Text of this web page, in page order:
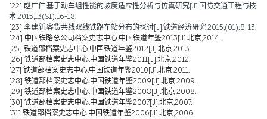
[22] 赵广仁.基于动车组性能的坡度适应性分析与仿真研究[J].国防交通工程与技
术,2015,13(S1):16-18.
[23] 李建新.客货共线双线铁路车站分布的探讨[J].铁道经济研究,2015,(01):8-13.
[24] 中国铁路总公司档案史志中心.中国铁道年鉴2013[J].北京,2014.
[25] 铁道部档案史志中心.中国铁道年鉴2012[J].北京,2013.
[26] 铁道部档案史志中心.中国铁道年鉴2011[J].北京,2012.
[27] 铁道部档案史志中心.中国铁道年鉴2010[J].北京,2011.
[28] 铁道部档案史志中心.中国铁道年鉴2009[J].北京,2009.
[29] 铁道部档案史志中心.中国铁道年鉴2008[J].北京,2008.
[30] 铁道部档案史志中心.中国铁道年鉴2007[J].北京,2007.
[31] 铁道部档案史志中心.中国铁道年鉴2006[J].北京,2006.